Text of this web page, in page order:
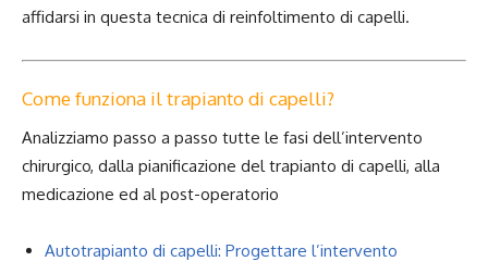
affidarsi in questa tecnica di reinfoltimento di capelli.
Come funziona il trapianto di capelli?
Analizziamo passo a passo tutte le fasi dell’intervento
chirurgico, dalla pianificazione del trapianto di capelli, alla
medicazione ed al post-operatorio
Autotrapianto di capelli: Progettare l’intervento